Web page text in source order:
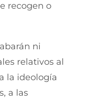
recogen o
ni
relativos al
la ideología
a las